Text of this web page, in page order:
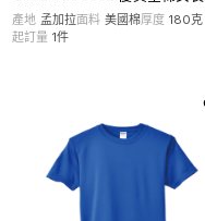
產地 孟加拉面料 美國棉厚度 180克
起訂量 1件